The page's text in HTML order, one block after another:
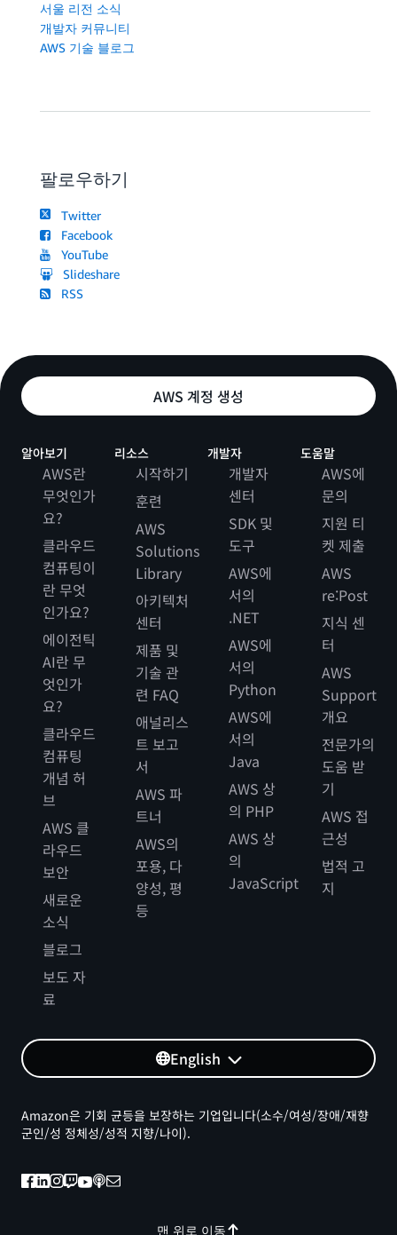
서울 리전 소식
개발자 커뮤니티
AWS 기술 블로그
팔로우하기
Twitter
Facebook
YouTube
Slideshare
RSS
AWS 계정 생성
알아보기
AWS란
무엇인가
요?
클라우드
컴퓨팅이
란 무엇
인가요?
에이전틱
AI란 무
엇인가
요?
클라우드
컴퓨팅
개념 허
브
AWS 클
라우드
보안
새로운
소식
블로그
보도 자
료
리소스
시작하기
훈련
AWS
Solutions
Library
아키텍처
센터
제품 및
기술 관
련 FAQ
애널리스
트 보고
서
AWS 파
트너
AWS의
포용, 다
양성, 평
등
개발자
개발자
센터
SDK 및
도구
AWS에
서의
.NET
AWS에
서의
Python
AWS에
서의
Java
AWS 상
의 PHP
AWS 상
의
JavaScript
도움말
AWS에
문의
지원 티
켓 제출
AWS
re:Post
지식 센
터
AWS
Support
개요
전문가의
도움 받
기
AWS 접
근성
법적 고
지
English
맨 위로 이동
Amazon은 기회 균등을 보장하는 기업입니다(소수/여성/장애/재향
군인/성 정체성/성적 지향/나이).